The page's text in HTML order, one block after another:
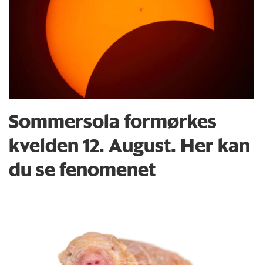
Sommersola formørkes
kvelden 12. August. Her kan
du se fenomenet